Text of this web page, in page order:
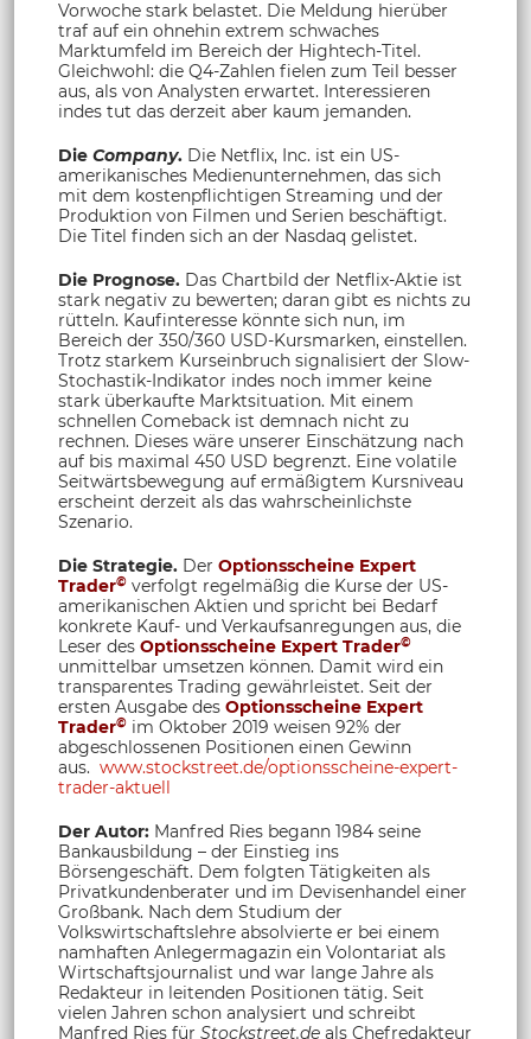
Vorwoche stark belastet. Die Meldung hierüber
traf auf ein ohnehin extrem schwaches
Marktumfeld im Bereich der Hightech-Titel.
Gleichwohl: die Q4-Zahlen fielen zum Teil besser
aus, als von Analysten erwartet. Interessieren
indes tut das derzeit aber kaum jemanden.
Die Company. Die Netflix, Inc. ist ein US-
amerikanisches Medienunternehmen, das sich
mit dem kostenpflichtigen Streaming und der
Produktion von Filmen und Serien beschäftigt.
Die Titel finden sich an der Nasdaq gelistet.
Die Prognose. Das Chartbild der Netflix-Aktie ist
stark negativ zu bewerten; daran gibt es nichts zu
rütteln. Kaufinteresse könnte sich nun, im
Bereich der 350/360 USD-Kursmarken, einstellen.
Trotz starkem Kurseinbruch signalisiert der Slow-
Stochastik-Indikator indes noch immer keine
stark überkaufte Marktsituation. Mit einem
schnellen Comeback ist demnach nicht zu
rechnen. Dieses wäre unserer Einschätzung nach
auf bis maximal 450 USD begrenzt. Eine volatile
Seitwärtsbewegung auf ermäßigtem Kursniveau
erscheint derzeit als das wahrscheinlichste
Szenario.
Die Strategie. Der Optionsscheine Expert
Trader© verfolgt regelmäßig die Kurse der US-
amerikanischen Aktien und spricht bei Bedarf
konkrete Kauf- und Verkaufsanregungen aus, die
Leser des Optionsscheine Expert Trader©
unmittelbar umsetzen können. Damit wird ein
transparentes Trading gewährleistet. Seit der
ersten Ausgabe des Optionsscheine Expert
Trader© im Oktober 2019 weisen 92% der
abgeschlossenen Positionen einen Gewinn
aus. www.stockstreet.de/optionsscheine-expert-
trader-aktuell
Der Autor: Manfred Ries begann 1984 seine
Bankausbildung – der Einstieg ins
Börsengeschäft. Dem folgten Tätigkeiten als
Privatkundenberater und im Devisenhandel einer
Großbank. Nach dem Studium der
Volkswirtschaftslehre absolvierte er bei einem
namhaften Anlegermagazin ein Volontariat als
Wirtschaftsjournalist und war lange Jahre als
Redakteur in leitenden Positionen tätig. Seit
vielen Jahren schon analysiert und schreibt
Manfred Ries für Stockstreet.de als Chefredakteur